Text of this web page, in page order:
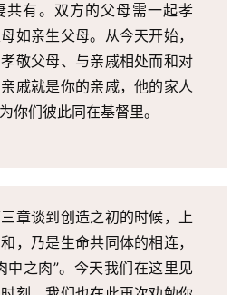
共有。双方的父母需一起孝
如亲生父母。从今天开始，
敬父母、与亲戚相处而和对
戚就是你的亲戚，他的家人
你们彼此同在基督里。
章谈到创造之初的时候，上
，乃是生命共同体的相连，
中之肉”。今天我们在这里见